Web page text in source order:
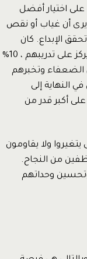
اختيار أفضل
يرى أن غياب أو نقص
الإبداع. كان
يقسم الموظفين على ثلاثة أقسام 20% وهم المتميزون يكافاهم، 70 % جيدون كان يركز على تدريبهم ، 10%
وتخبرهم
النهاية إلى
أكبر قدر من
ولا يقاومون
من النجاح.
وحداتهم